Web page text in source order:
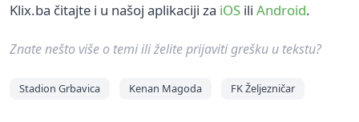
Klix.ba čitajte i u našoj aplikaciji za iOS ili Android.
Znate nešto više o temi ili želite prijaviti grešku u tekstu?
Stadion Grbavica Kenan Magoda FK Željezničar